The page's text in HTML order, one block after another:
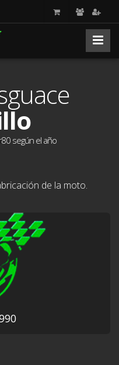
según el año
de la moto.